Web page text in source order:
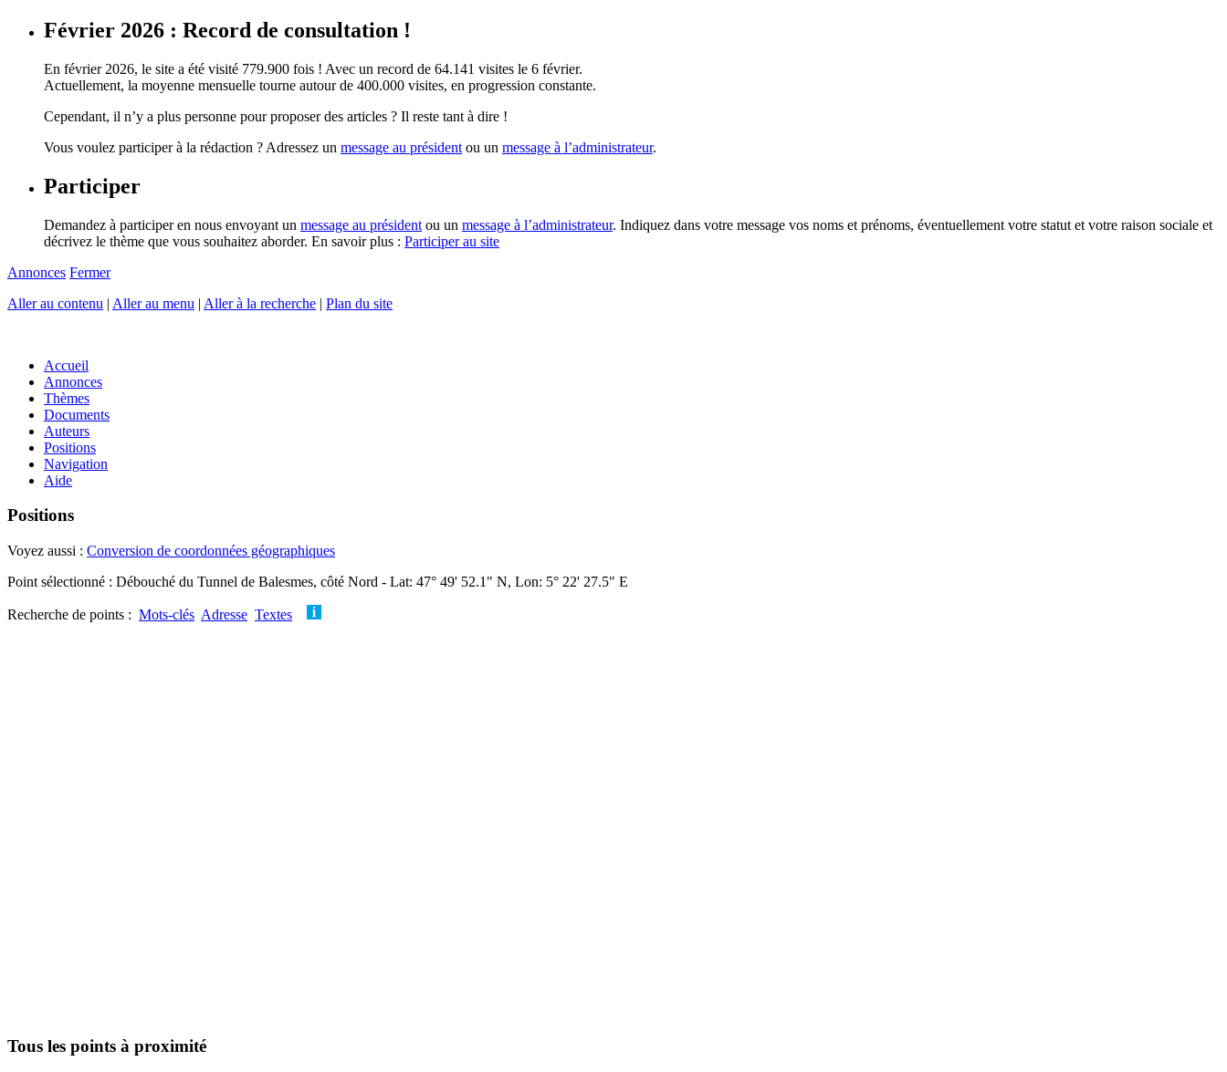
Février 2026 : Record de consultation !
En février 2026, le site a été visité 779.900 fois ! Avec un record de 64.141 visites le 6 février.
Actuellement, la moyenne mensuelle tourne autour de 400.000 visites, en progression constante.
Cependant, il n’y a plus personne pour proposer des articles ? Il reste tant à dire !
Vous voulez participer à la rédaction ? Adressez un message au président ou un message à l’administrateur.
Participer
Demandez à participer en nous envoyant un message au président ou un message à l’administrateur. Indiquez dans votre message vos noms et prénoms, éventuellement votre statut et votre raison sociale et
décrivez le thème que vous souhaitez aborder. En savoir plus : Participer au site
Annonces Fermer
Aller au contenu | Aller au menu | Aller à la recherche | Plan du site
Accueil
Annonces
Thèmes
Documents
Auteurs
Positions
Navigation
Aide
Positions
Voyez aussi : Conversion de coordonnées géographiques
Point sélectionné : Débouché du Tunnel de Balesmes, côté Nord - Lat: 47° 49' 52.1" N, Lon: 5° 22' 27.5" E
Recherche de points : Mots-clés Adresse Textes
Tous les points à proximité